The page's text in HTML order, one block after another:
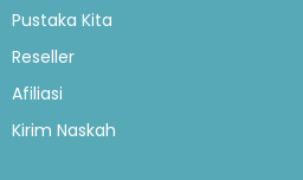
Pustaka Kita
Reseller
Afiliasi
Kirim Naskah